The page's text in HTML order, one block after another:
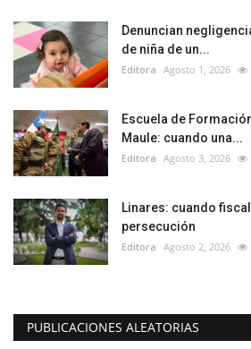
Denuncian
de niña de un...
Editora Agosto 1, 2026
Escuela de
Maule: cuando una...
Editora Agosto 3, 2026
Linares: cuando
persecución
Editora Agosto 2, 2026
PUBLICACIONES ALEATORIAS